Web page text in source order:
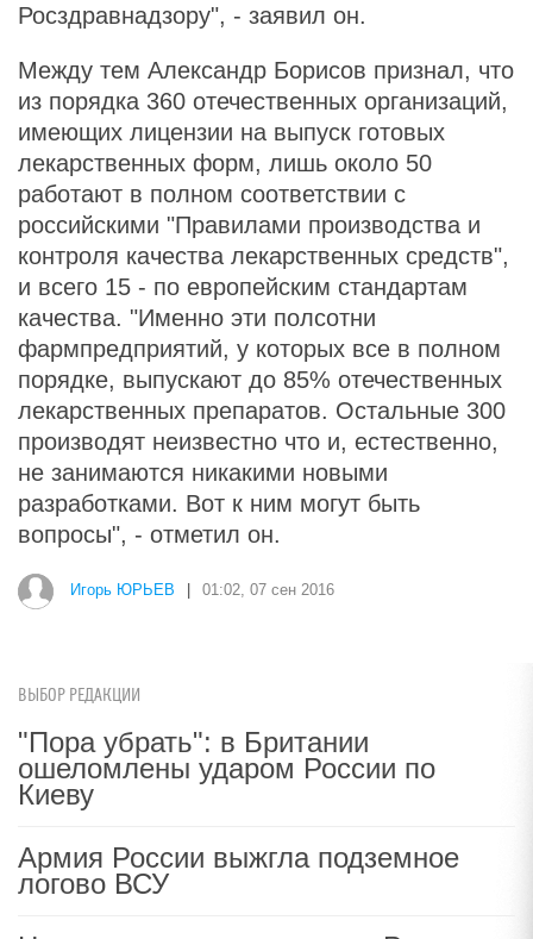
Росздравнадзору", - заявил он.
Между тем Александр Борисов признал, что
из порядка 360 отечественных организаций,
имеющих лицензии на выпуск готовых
лекарственных форм, лишь около 50
работают в полном соответствии с
российскими "Правилами производства и
контроля качества лекарственных средств",
и всего 15 - по европейским стандартам
качества. "Именно эти полсотни
фармпредприятий, у которых все в полном
порядке, выпускают до 85% отечественных
лекарственных препаратов. Остальные 300
производят неизвестно что и, естественно,
не занимаются никакими новыми
разработками. Вот к ним могут быть
вопросы", - отметил он.
Игорь ЮРЬЕВ 01:02, 07 сен 2016
ВЫБОР РЕДАКЦИИ
"Пора убрать": в Британии
ошеломлены ударом России по
Киеву
Армия России выжгла подземное
логово ВСУ